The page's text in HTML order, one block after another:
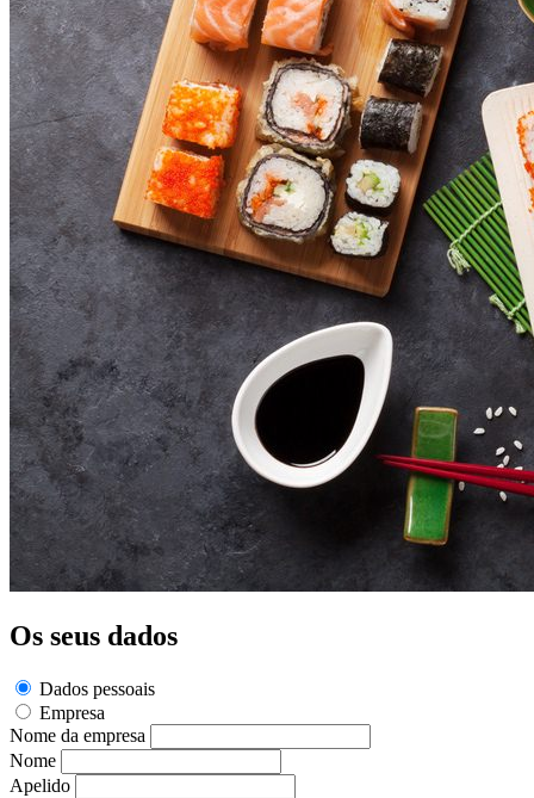
Os seus dados
Dados pessoais
Empresa
Nome da empresa
Nome
Apelido